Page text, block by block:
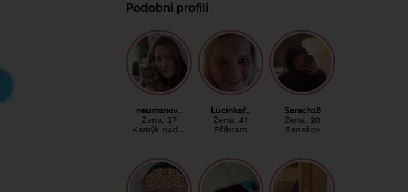
Podobni profili
neumanov…
Žena, 27
Kamýk nad…
Lucinkaf…
Žena, 41
Příbram
Sarach18
Žena, 20
Benešov